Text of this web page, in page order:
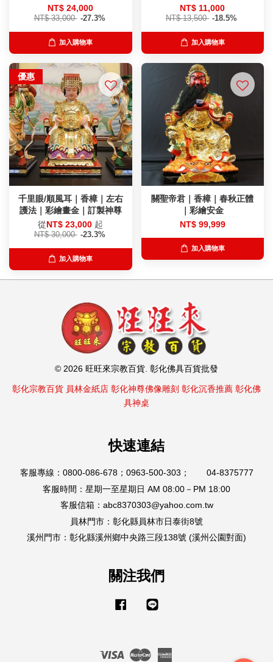
NT$ 24,000
NT$ 33,000 -27.3%
加入購物車
NT$ 11,000
NT$ 13,500 -18.5%
加入購物車
優惠
千里眼/順風耳｜香樟｜左右
護法｜彩繪畫金｜訂製神尊
從NT$ 23,000 起
NT$ 30,000 -23.3%
加入購物車
關聖帝君｜香樟｜春秋正體
｜彩繪安金
NT$ 99,999
加入購物車
© 2026 旺旺來宗教百貨. 彰化佛具百貨批發
彰化宗教百貨 員林金紙店 彰化神尊佛像雕刻 彰化沉香推薦 彰化佛
具神桌
快速連結
客服專線：0800-086-678；0963-500-303； 04-8375777
客服時間：星期一至星期日 AM 08:00－PM 18:00
客服信箱：abc8370303@yahoo.com.tw
員林門市：彰化縣員林市日泰街8號
溪州門市：彰化縣溪州鄉中央路三段138號 (溪州公園對面)
關注我們
Facebook
Visa Master